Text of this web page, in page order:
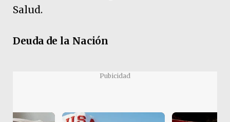
Salud.
Deuda de la Nación
Pubicidad